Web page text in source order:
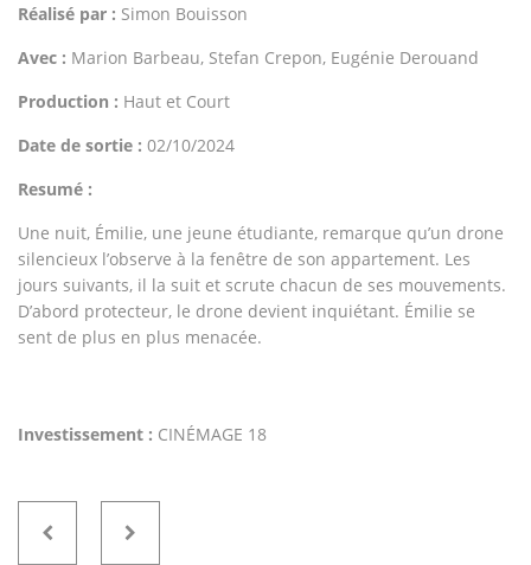
Réalisé par : Simon Bouisson
Avec : Marion Barbeau, Stefan Crepon, Eugénie Derouand
Production : Haut et Court
Date de sortie : 02/10/2024
Resumé :
Une nuit, Émilie, une jeune étudiante, remarque qu’un drone
silencieux l’observe à la fenêtre de son appartement. Les
jours suivants, il la suit et scrute chacun de ses mouvements.
D’abord protecteur, le drone devient inquiétant. Émilie se
sent de plus en plus menacée.
Investissement : CINÉMAGE 18